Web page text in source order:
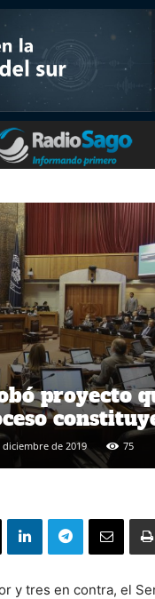
proyecto
diciembre de 2019 75
y tres en contra, el